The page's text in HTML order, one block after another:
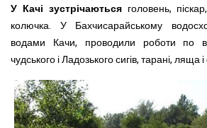
У Качі зустрічаютьсяголовень,
колючка. У Бахчисарайському
водами Качи, проводили роботи по
чудського і Ладозького сигів, тарані, ляща